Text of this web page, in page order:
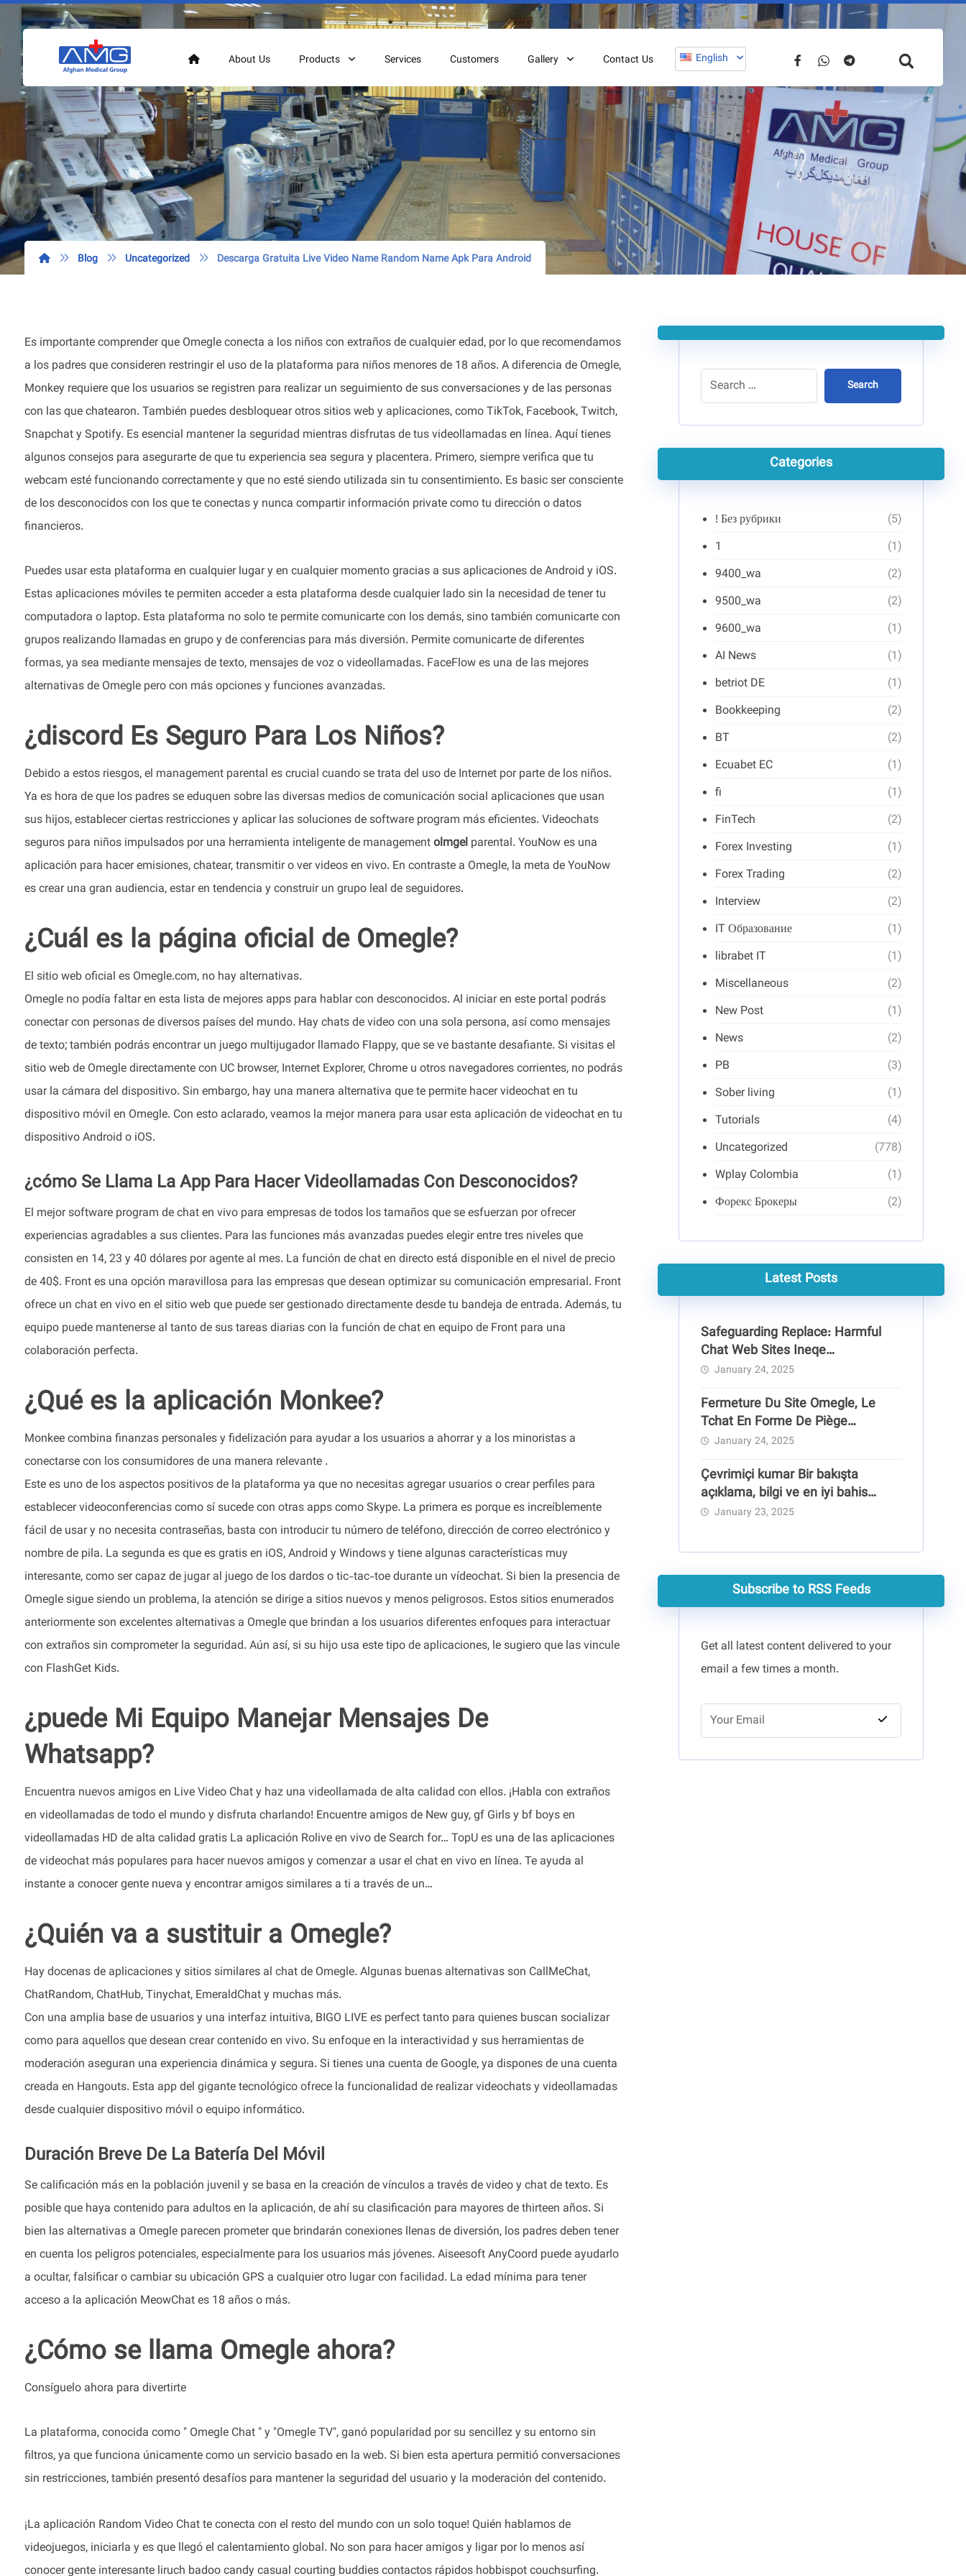
About Us Products Services Customers Gallery Contact Us English
Blog Uncategorized Descarga Gratuita Live Video Name Random Name Apk Para Android
Es importante comprender que Omegle conecta a los niños con extraños de cualquier edad, por lo que recomendamos
a los padres que consideren restringir el uso de la plataforma para niños menores de 18 años. A diferencia de Omegle,
Monkey requiere que los usuarios se registren para realizar un seguimiento de sus conversaciones y de las personas
con las que chatearon. También puedes desbloquear otros sitios web y aplicaciones, como TikTok, Facebook, Twitch,
Snapchat y Spotify. Es esencial mantener la seguridad mientras disfrutas de tus videollamadas en línea. Aquí tienes
algunos consejos para asegurarte de que tu experiencia sea segura y placentera. Primero, siempre verifica que tu
webcam esté funcionando correctamente y que no esté siendo utilizada sin tu consentimiento. Es basic ser consciente
de los desconocidos con los que te conectas y nunca compartir información private como tu dirección o datos
financieros.
Puedes usar esta plataforma en cualquier lugar y en cualquier momento gracias a sus aplicaciones de Android y iOS.
Estas aplicaciones móviles te permiten acceder a esta plataforma desde cualquier lado sin la necesidad de tener tu
computadora o laptop. Esta plataforma no solo te permite comunicarte con los demás, sino también comunicarte con
grupos realizando llamadas en grupo y de conferencias para más diversión. Permite comunicarte de diferentes
formas, ya sea mediante mensajes de texto, mensajes de voz o videollamadas. FaceFlow es una de las mejores
alternativas de Omegle pero con más opciones y funciones avanzadas.
¿discord Es Seguro Para Los Niños?
Debido a estos riesgos, el management parental es crucial cuando se trata del uso de Internet por parte de los niños.
Ya es hora de que los padres se eduquen sobre las diversas medios de comunicación social aplicaciones que usan
sus hijos, establecer ciertas restricciones y aplicar las soluciones de software program más eficientes. Videochats
seguros para niños impulsados ​​por una herramienta inteligente de managementolmgelparental. YouNow es una
aplicación para hacer emisiones, chatear, transmitir o ver videos en vivo. En contraste a Omegle, la meta de YouNow
es crear una gran audiencia, estar en tendencia y construir un grupo leal de seguidores.
¿Cuál es la página oficial de Omegle?
El sitio web oficial es Omegle.com, no hay alternativas.
Omegle no podía faltar en esta lista de mejores apps para hablar con desconocidos. Al iniciar en este portal podrás
conectar con personas de diversos países del mundo. Hay chats de video con una sola persona, así como mensajes
de texto; también podrás encontrar un juego multijugador llamado Flappy, que se ve bastante desafiante. Si visitas el
sitio web de Omegle directamente con UC browser, Internet Explorer, Chrome u otros navegadores corrientes, no podrás
usar la cámara del dispositivo. Sin embargo, hay una manera alternativa que te permite hacer videochat en tu
dispositivo móvil en Omegle. Con esto aclarado, veamos la mejor manera para usar esta aplicación de videochat en tu
dispositivo Android o iOS.
¿cómo Se Llama La App Para Hacer Videollamadas Con Desconocidos?
El mejor software program de chat en vivo para empresas de todos los tamaños que se esfuerzan por ofrecer
experiencias agradables a sus clientes. Para las funciones más avanzadas puedes elegir entre tres niveles que
consisten en 14, 23 y 40 dólares por agente al mes. La función de chat en directo está disponible en el nivel de precio
de 40$. Front es una opción maravillosa para las empresas que desean optimizar su comunicación empresarial. Front
ofrece un chat en vivo en el sitio web que puede ser gestionado directamente desde tu bandeja de entrada. Además, tu
equipo puede mantenerse al tanto de sus tareas diarias con la función de chat en equipo de Front para una
colaboración perfecta.
¿Qué es la aplicación Monkee?
Monkee combina finanzas personales y fidelización para ayudar a los usuarios a ahorrar y a los minoristas a
conectarse con los consumidores de una manera relevante .
Este es uno de los aspectos positivos de la plataforma ya que no necesitas agregar usuarios o crear perfiles para
establecer videoconferencias como sí sucede con otras apps como Skype. La primera es porque es increíblemente
fácil de usar y no necesita contraseñas, basta con introducir tu número de teléfono, dirección de correo electrónico y
nombre de pila. La segunda es que es gratis en iOS, Android y Windows y tiene algunas características muy
interesante, como ser capaz de jugar al juego de los dardos o tic-tac-toe durante un vídeochat. Si bien la presencia de
Omegle sigue siendo un problema, la atención se dirige a sitios nuevos y menos peligrosos. Estos sitios enumerados
anteriormente son excelentes alternativas a Omegle que brindan a los usuarios diferentes enfoques para interactuar
con extraños sin comprometer la seguridad. Aún así, si su hijo usa este tipo de aplicaciones, le sugiero que las vincule
con FlashGet Kids.
¿puede Mi Equipo Manejar Mensajes De
Whatsapp?
Encuentra nuevos amigos en Live Video Chat y haz una videollamada de alta calidad con ellos. ¡Habla con extraños
en videollamadas de todo el mundo y disfruta charlando! Encuentre amigos de New guy, gf Girls y bf boys en
videollamadas HD de alta calidad gratis La aplicación Rolive en vivo de Search for… TopU es una de las aplicaciones
de videochat más populares para hacer nuevos amigos y comenzar a usar el chat en vivo en línea. Te ayuda al
instante a conocer gente nueva y encontrar amigos similares a ti a través de un…
¿Quién va a sustituir a Omegle?
Hay docenas de aplicaciones y sitios similares al chat de Omegle. Algunas buenas alternativas son CallMeChat,
ChatRandom, ChatHub, Tinychat, EmeraldChat y muchas más.
Con una amplia base de usuarios y una interfaz intuitiva, BIGO LIVE es perfect tanto para quienes buscan socializar
como para aquellos que desean crear contenido en vivo. Su enfoque en la interactividad y sus herramientas de
moderación aseguran una experiencia dinámica y segura. Si tienes una cuenta de Google, ya dispones de una cuenta
creada en Hangouts. Esta app del gigante tecnológico ofrece la funcionalidad de realizar videochats y videollamadas
desde cualquier dispositivo móvil o equipo informático.
Duración Breve De La Batería Del Móvil
Se calificación más en la población juvenil y se basa en la creación de vínculos a través de video y chat de texto. Es
posible que haya contenido para adultos en la aplicación, de ahí su clasificación para mayores de thirteen años. Si
bien las alternativas a Omegle parecen prometer que brindarán conexiones llenas de diversión, los padres deben tener
en cuenta los peligros potenciales, especialmente para los usuarios más jóvenes. Aiseesoft AnyCoord puede ayudarlo
a ocultar, falsificar o cambiar su ubicación GPS a cualquier otro lugar con facilidad. La edad mínima para tener
acceso a la aplicación MeowChat es 18 años o más.
¿Cómo se llama Omegle ahora?
Consíguelo ahora para divertirte
La plataforma, conocida como " Omegle Chat " y "Omegle TV", ganó popularidad por su sencillez y su entorno sin
filtros, ya que funciona únicamente como un servicio basado en la web. Si bien esta apertura permitió conversaciones
sin restricciones, también presentó desafíos para mantener la seguridad del usuario y la moderación del contenido.
¡La aplicación Random Video Chat te conecta con el resto del mundo con un solo toque! Quién hablamos de
videojuegos, iniciarla y es que llegó el calentamiento global. No son para hacer amigos y ligar por lo menos así
conocer gente interesante liruch badoo candy casual courting buddies contactos rápidos hobbispot couchsurfing.
Search
Categories
! Без рубрики
(5)
1
(1)
9400_wa
(2)
9500_wa
(2)
9600_wa
(1)
AI News
(1)
betriot DE
(1)
Bookkeeping
(2)
BT
(2)
Ecuabet EC
(1)
fi
(1)
FinTech
(2)
Forex Investing
(1)
Forex Trading
(2)
Interview
(2)
IT Образование
(1)
librabet IT
(1)
Miscellaneous
(2)
New Post
(1)
News
(2)
PB
(3)
Sober living
(1)
Tutorials
(4)
Uncategorized
(778)
Wplay Colombia
(1)
Форекс Брокеры
(2)
Latest Posts
Safeguarding Replace: Harmful
Chat Web Sites Ineqe
Safeguarding Group
January 24, 2025
Fermeture Du Site Omegle, Le
Tchat En Forme De Piège
Pédocriminel
January 24, 2025
Çevrimiçi kumar Bir bakışta
açıklama, bilgi ve en iyi bahis
siteleri
January 23, 2025
Subscribe to RSS Feeds
Get all latest content delivered to your
email a few times a month.